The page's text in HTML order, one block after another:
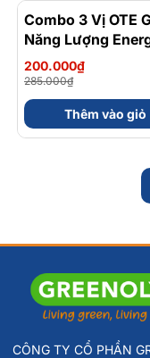
Combo 3 Vị OTE
Năng Lượng
Gel Kết Hợp
Carbohydrate Điện
56gram 82kcal
200.000₫
285.000₫
Thêm vào giỏ
CÔNG TY CỔ PHẦN